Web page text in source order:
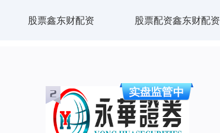
股票鑫东财配资 股票配资鑫东财配资